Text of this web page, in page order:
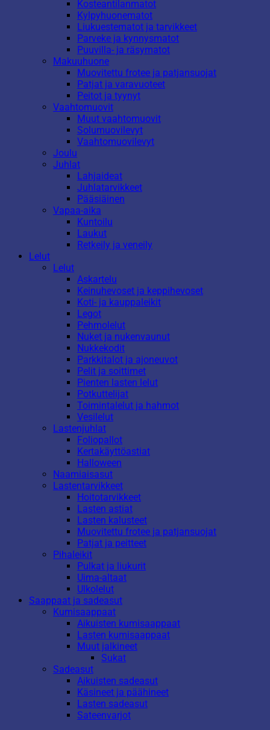
Kosteantilanmatot
Kylpyhuonematot
Liukuestematot ja tarvikkeet
Parveke ja kynnysmatot
Puuvilla- ja räsymatot
Makuuhuone
Muovitettu frotee ja patjansuojat
Patjat ja varavuoteet
Peitot ja tyynyt
Vaahtomuovit
Muut vaahtomuovit
Solumuovilevyt
Vaahtomuovilevyt
Joulu
Juhlat
Lahjaideat
Juhlatarvikkeet
Pääsiäinen
Vapaa-aika
Kuntoilu
Laukut
Retkeily ja veneily
Lelut
Lelut
Askartelu
Keinuhevoset ja keppihevoset
Koti- ja kauppaleikit
Legot
Pehmolelut
Nuket ja nukenvaunut
Nukkekodit
Parkkitalot ja ajoneuvot
Pelit ja soittimet
Pienten lasten lelut
Potkuttelijat
Toimintalelut ja hahmot
Vesilelut
Lastenjuhlat
Foliopallot
Kertakäyttöastiat
Halloween
Naamiaisasut
Lastentarvikkeet
Hoitotarvikkeet
Lasten astiat
Lasten kalusteet
Muovitettu frotee ja patjansuojat
Patjat ja peitteet
Pihaleikit
Pulkat ja liukurit
Uima-altaat
Ulkolelut
Saappaat ja sadeasut
Kumisaappaat
Aikuisten kumisaappaat
Lasten kumisaappaat
Muut jalkineet
Sukat
Sadeasut
Aikuisten sadeasut
Käsineet ja päähineet
Lasten sadeasut
Sateenvarjot